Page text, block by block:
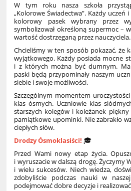
W tym roku nasza szkoła
„Kolorowe Świadectwa”. Każdy uczeń
kolorowy pasek wybrany przez
symbolizował określoną supermoc –
wartość dostrzeganą przez nauczyciela.
Chcieliśmy w ten sposób pokazać, że
wyjątkowego. Każdy posiada mocne
i z których można być dumnym.
paski będą przypominały naszym
siebie i swoje możliwości.
Szczególnym momentem
klas ósmych. Uczniowie klas
starszych kolegów i koleżanek
pamiątkowe upominki. Nie zabrakło
ciepłych słów.
Drodzy Ósmoklasiści!🎓
Przed Wami nowy etap życia.
i wyruszacie w dalszą drogę. Życzymy
i wielu sukcesów. Niech wiedza,
zdobyliście podczas nauki w
podejmować dobre decyzje i